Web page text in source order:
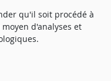
qu'il soit procédé à
d'analyses et